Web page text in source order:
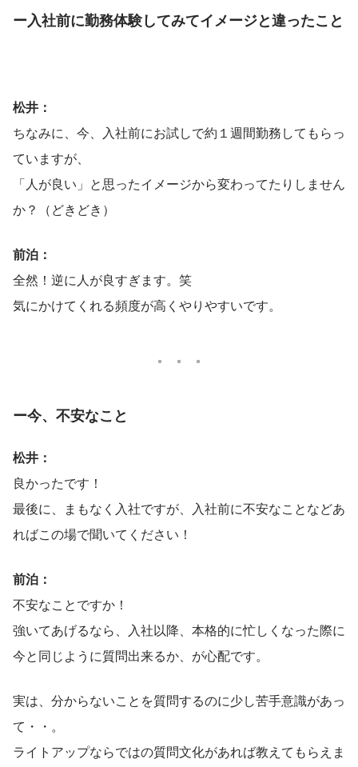
ー入社前に勤務体験してみてイメージと違ったこと
松井：
ちなみに、今、入社前にお試しで約１週間勤務してもらっ
ていますが、
「人が良い」と思ったイメージから変わってたりしません
か？（どきどき）
前泊：
全然！逆に人が良すぎます。笑
気にかけてくれる頻度が高くやりやすいです。
ー今、不安なこと
松井：
良かったです！
最後に、まもなく入社ですが、入社前に不安なことなどあ
ればこの場で聞いてください！
前泊：
不安なことですか！
強いてあげるなら、入社以降、本格的に忙しくなった際に
今と同じように質問出来るか、が心配です。
実は、分からないことを質問するのに少し苦手意識があっ
て・・。
ライトアップならではの質問文化があれば教えてもらえま